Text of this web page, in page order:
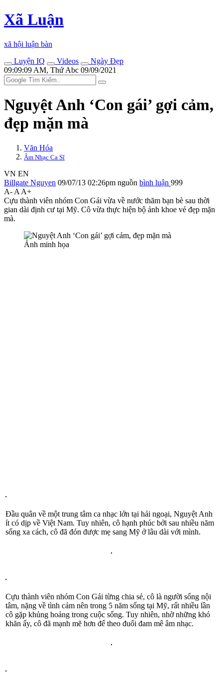
Xã Luận
xã hội luận bàn
Luyện IQ
Videos
Ngày Đẹp
09:09:09 AM, Thứ Abc 09/09/2021
Nguyệt Anh ‘Con gái’ gợi cảm,
đẹp mặn mà
Văn Hóa
Âm Nhạc Ca Sĩ
VN EN
Billgate Nguyen 09/07/13 02:26pm nguồn bình luận 999
A- A A+
Cựu thành viên nhóm Con Gái vừa về nước thăm bạn bè sau thời
gian dài định cư tại Mỹ. Cô vừa thực hiện bộ ảnh khoe vẻ đẹp mặn
mà.
Ảnh minh họa
Đầu quân về một trung tâm ca nhạc lớn tại hải ngoại, Nguyệt Anh
ít có dịp về Việt Nam. Tuy nhiên, cô hạnh phúc bởi sau nhiều năm
sống xa cách, cô đã đón được mẹ sang Mỹ ở lâu dài với mình.
Cựu thành viên nhóm Con Gái từng chia sẻ, cô là người sống nội
tâm, nặng về tình cảm nên trong 5 năm sống tại Mỹ, rất nhiều lần
cô gặp khủng hoảng trong cuộc sống. Tuy nhiên, nhờ những khó
khăn ấy, cô đã mạnh mẽ hơn để theo đuổi đam mê âm nhạc.